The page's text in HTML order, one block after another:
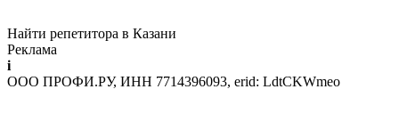
Найти репетитора в Казани
Реклама
i
ООО ПРОФИ.РУ, ИНН 7714396093, erid: LdtCKWmeo